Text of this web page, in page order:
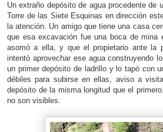
Un extraño depósito de agua procedente
Torre de las Siete Esquinas en dirección
la atención. Un amigo que tiene una casa
que esa excavación fue una boca de
asomó a ella, y que el propietario ante la
intentó aprovechar ese agua construyendo
un primer depósito de ladrillo y lo tapó con
débiles para subirse en ellas, aviso a
depósito de la misma longitud que el
no son visibles.